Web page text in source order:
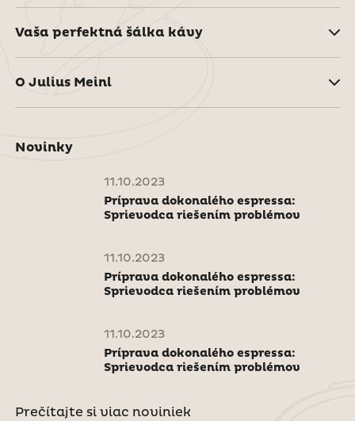
Vaša perfektná šálka kávy
O Julius Meinl
Novinky
11.10.2023
Príprava dokonalého espressa:
Sprievodca riešením problémov
11.10.2023
Príprava dokonalého espressa:
Sprievodca riešením problémov
11.10.2023
Príprava dokonalého espressa:
Sprievodca riešením problémov
Prečítajte si viac noviniek